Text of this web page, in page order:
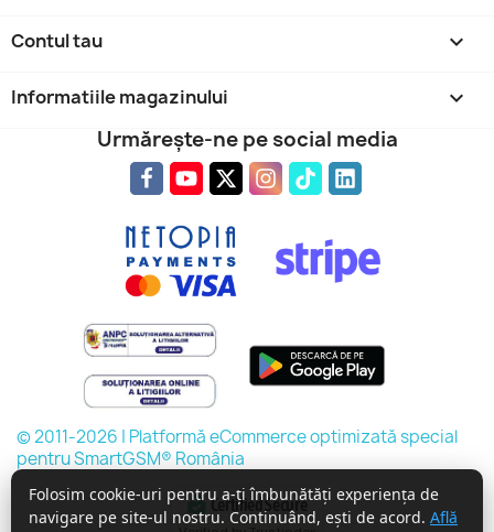
Contul tau 
Informatiile magazinului keyboard_arrow_down
Folosim cookie-uri pentru a-ți îmbunătăți experiența de
navigare pe site-ul nostru. Continuând, ești de acord. Află
Urmărește-ne pe social media
© 2011-2026 | Platformă eCommerce optimizată special
pentru SmartGSM® România
Certified Secure